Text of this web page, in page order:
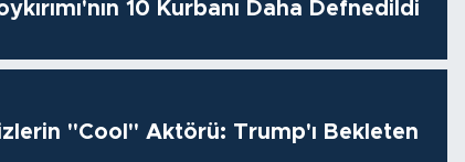
10 Kurbanı Daha Defnedildi
"Cool" Aktörü: Trump'ı Bekleten